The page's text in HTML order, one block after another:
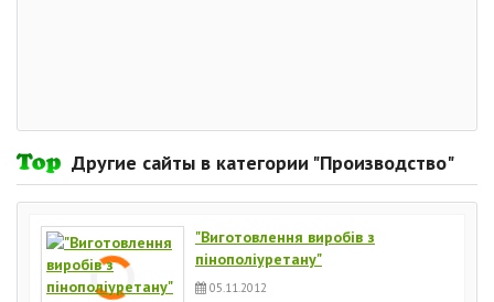
Другие сайты в категории "Производство"
"Виготовлення виробів з
пінополіуретану"
05.11.2012